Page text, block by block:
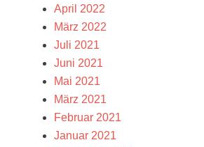
April 2022
März 2022
Juli 2021
Juni 2021
Mai 2021
März 2021
Februar 2021
Januar 2021